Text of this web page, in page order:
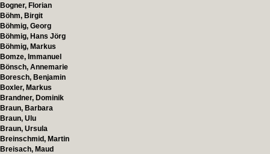
Bogner, Florian
Böhm, Birgit
Böhmig, Georg
Böhmig, Hans Jörg
Böhmig, Markus
Bomze, Immanuel
Bönsch, Annemarie
Boresch, Benjamin
Boxler, Markus
Brandner, Dominik
Braun, Barbara
Braun, Ulu
Braun, Ursula
Breinschmid, Martin
Breisach, Maud